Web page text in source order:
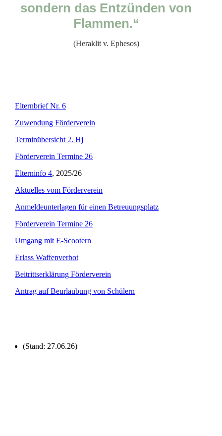
sondern das Entzünden von
Flammen.“
(Heraklit v. Ephesos)
Elternbrief Nr. 6
Zuwendung Förderverein
Terminübersicht 2. Hj
Förderverein Termine 26
Elterninfo 4, 2025/26
Aktuelles vom Förderverein
Anmeldeunterlagen für einen Betreuungsplatz
Förderverein Termine 26
Umgang mit E-Scootern
Erlass Waffenverbot
Beitrittserklärung Förderverein
Antrag auf Beurlaubung von Schülern
(Stand: 27.06.26)